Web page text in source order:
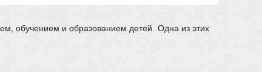
обучением и образованием детей. Одна из этих